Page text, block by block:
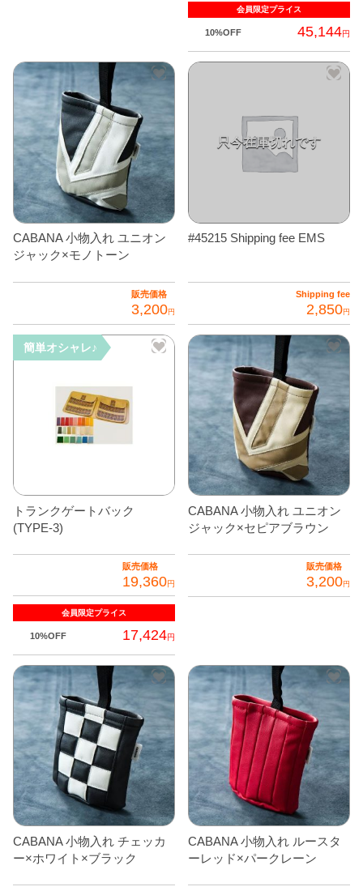
会員限定プライス
10%OFF 45,144円
CABANA 小物入れ ユニオン
ジャック×モノトーン
販売価格
3,200円
#45215 Shipping fee EMS
Shipping fee
2,850円
簡単オシャレ♪
トランクゲートバック
(TYPE-3)
販売価格
19,360円
会員限定プライス
10%OFF 17,424円
こ
の
商
に
は
複
数
CABANA 小物入れ ユニオン
ジャック×セピアブラウン
販売価格
3,200円
CABANA 小物入れ チェッカ
ー×ホワイト×ブラック
CABANA 小物入れ ルースタ
ーレッド×パークレーン